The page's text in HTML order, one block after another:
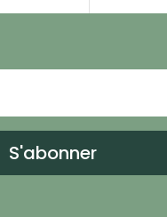
S'abonner